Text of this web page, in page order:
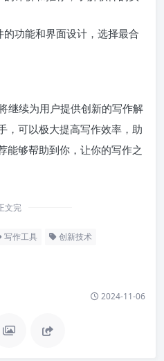
的功能和界面设计，选择最合
继续为用户提供创新的写作解
，可以极大提高写作效率，助
能够帮助到你，让你的写作之
文完
写作工具 创新技术
2024-11-06